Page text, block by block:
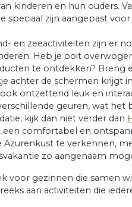
kinderen en hun ouders.
speciaal zijn aangepast
en zeeactiviteiten zijn er
Heb je ooit
te ontdekken? Breng
achter de schermen krijgt
ontzettend leuk en
geuren, wat het
kijk dan niet verder dan
comfortabel en
Azurenkust te verkennen,
zo aangenaam
voor gezinnen die samen
aan activiteiten die